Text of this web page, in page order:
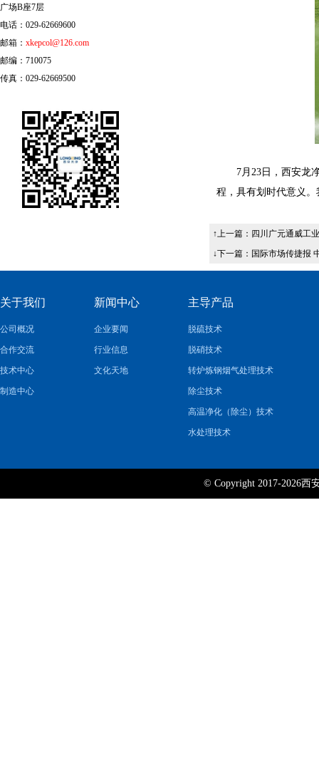
广场B座7层
电话：029-62669600
邮箱： xkepcol@126.com
邮编：710075
传真：029-62669500
7月 23 日，西安龙
程，具有划时代意义
↑上一篇： 四川广元通威工
↓下一篇： 国际市场传捷报
关于我们
公司概况
合作交流
技术中心
制造中心
新闻中心
企业要闻
行业信息
文化天地
主导产品
脱硫技术
脱硝技术
转炉炼钢烟气处理技术
除尘技术
高温净化（除尘）技术
水处理技术
© Copyright 2017-2026